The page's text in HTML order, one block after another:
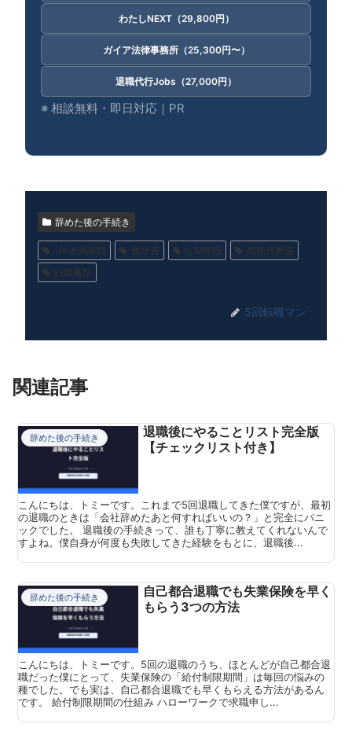
わたしNEXT（29,800円）
ガイア法律事務所（25,300円〜）
退職代行Jobs（27,000円）
※ 相談無料・即日対応｜PR
辞めた後の手続き
1年未満退職 履歴書 短期離職
職務経歴書
転職書類
5回転職マン
関連記事
辞めた後の手続き
退職後にやることリスト完全版
【チェックリスト付き】
こんにちは、トミーです。これまで5回退職してきた僕ですが、最初
の退職のときは「会社辞めたあと何すればいいの？」と完全にパニ
ックでした。 退職後の手続きって、誰も丁寧に教えてくれないんで
すよね。僕自身が何度も失敗してきた経験をもとに、退職後...
辞めた後の手続き
自己都合退職でも失業保険を早く
もらう3つの方法
こんにちは、トミーです。5回の退職のうち、ほとんどが自己都合退
職だった僕にとって、失業保険の「給付制限期間」は毎回の悩みの
種でした。でも実は、自己都合退職でも早くもらえる方法があるん
です。 給付制限期間の仕組み ハローワークで求職申し...